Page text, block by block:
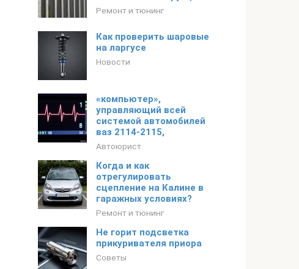
Ремонт и тюнинг
Как проверить шаровые
на ларгусе
Новости
«компьютер»,
управляющий всей
системой автомобилей
ваз 2114-2115,
Автоюрист
Когда и как
отрегулировать
сцепление на Калине в
гаражных условиях?
Ремонт и тюнинг
Не горит подсветка
прикуривателя приора
Советы